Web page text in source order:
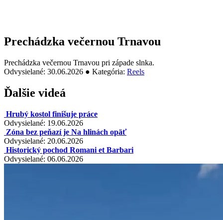
Prechádzka večernou Trnavou
Prechádzka večernou Trnavou pri západe slnka.
Odvysielané: 30.06.2026 ● Kategória: Reels
Ďalšie videá
Hrubý kostol finišuje práce
Odvysielané: 19.06.2026
Zóna bez peňazí je Na hlinách opäť
Odvysielané: 20.06.2026
Historický pochod Romani et Barbari
Odvysielané: 06.06.2026